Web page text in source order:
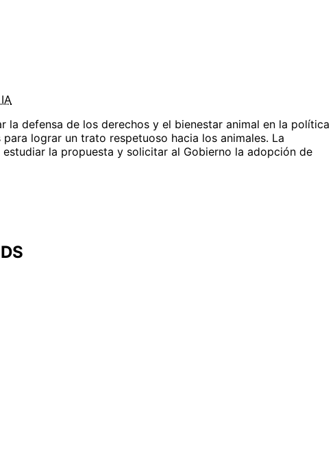
IA
la defensa de los derechos y el bienestar animal en la política
lograr un trato respetuoso hacia los animales. La
la propuesta y solicitar al Gobierno la adopción de